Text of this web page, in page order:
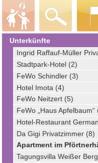
Unterkünfte
Ingrid Raffauf-Müller
Stadtpark-Hotel (2)
FeWo Schindler (3)
Hotel Imota (4)
FeWo Neitzert (5)
FeWo „Haus Apfelbaum“
Hotel-Restaurant
Da Gigi Privatzimmer (8)
Apartment im
Tagungsvilla Weißer